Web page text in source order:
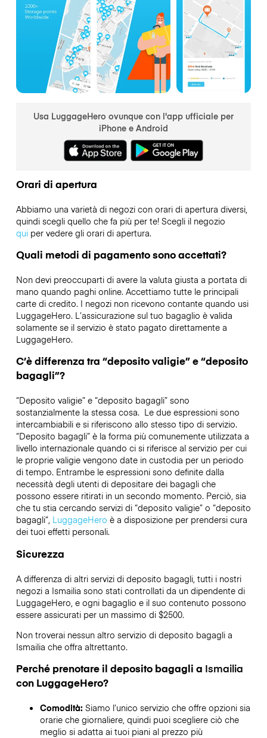
Usa LuggageHero ovunque con l'app ufficiale per
iPhone e Android
Orari di apertura
Abbiamo una varietà di negozi con orari di apertura diversi,
quindi scegli quello che fa più per te! Scegli il negozio
quiper vedere gli orari di apertura.
Quali metodi di pagamento sono accettati?
Non devi preoccuparti di avere la valuta giusta a portata di
mano quando paghi online. Accettiamo tutte le principali
carte di credito. I negozi non ricevono contante quando usi
LuggageHero. L’assicurazione sul tuo bagaglio è valida
solamente se il servizio è stato pagato direttamente a
LuggageHero.
C’è differenza tra “deposito valigie” e “deposito
bagagli”?
“Deposito valigie” e “deposito bagagli” sono
sostanzialmente la stessa cosa. Le due espressioni sono
intercambiabili e si riferiscono allo stesso tipo di servizio.
“Deposito bagagli” è la forma più comunemente utilizzata a
livello internazionale quando ci si riferisce al servizio per cui
le proprie valigie vengono date in custodia per un periodo
di tempo. Entrambe le espressioni sono definite dalla
necessità degli utenti di depositare dei bagagli che
possono essere ritirati in un secondo momento. Perciò, sia
che tu stia cercando servizi di “deposito valigie” o “deposito
bagagli”,LuggageHero è a disposizione per prendersi cura
dei tuoi effetti personali.
Sicurezza
A differenza di altri servizi di deposito bagagli, tutti i nostri
negozi a Ismailia sono stati controllati da un dipendente di
LuggageHero, e ogni bagaglio e il suo contenuto possono
essere assicurati per un massimo di $2500.
Non troverai nessun altro servizio di deposito bagagli a
Ismailia che offra altrettanto.
Perché prenotare il deposito bagagli a Ismailia
con LuggageHero?
Comodità: Siamo l’unico servizio che offre opzioni sia
orarie che giornaliere, quindi puoi scegliere ciò che
meglio si adatta ai tuoi piani al prezzo più